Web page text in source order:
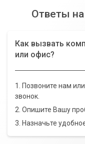
Ответы
Как вызвать
или офис?
1. Позвоните нам
звонок.
2. Опишите Вашу
3. Назначьте